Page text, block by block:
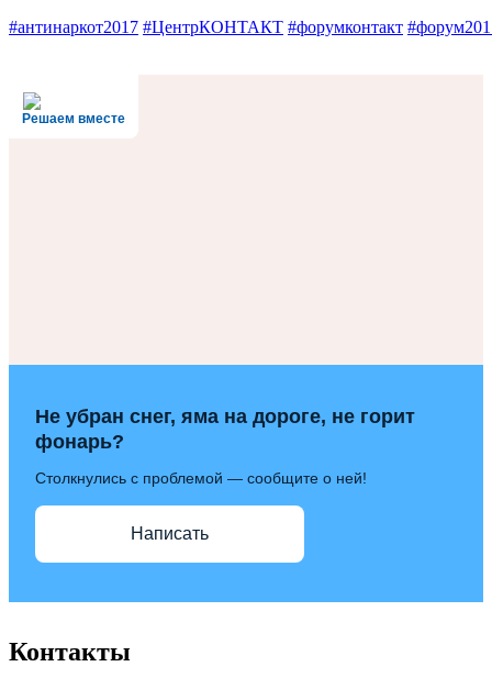
#антинаркот2017 #ЦентрКОНТАКТ #форумконтакт
Решаем вместе
Не убран снег, яма на дороге, не горит
фонарь?
Столкнулись с проблемой — сообщите о ней!
Написать
Контакты